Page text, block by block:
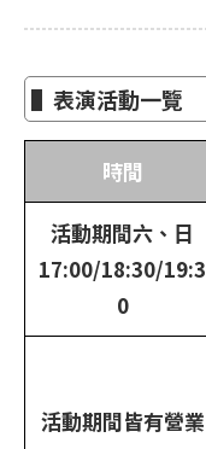
▌表演活動一覽
時間
活動期間六、日
17:00/18:30/19:3
0
活動期間皆有營業